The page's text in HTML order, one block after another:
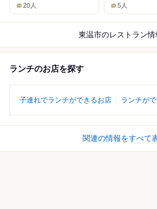
20人 5人
東温市のレストラン情
ランチのお店を探す
子連れでランチができるお店 ランチが
関連の情報をすべて